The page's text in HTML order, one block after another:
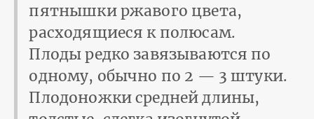
пятнышки ржавого цвета,
расходящиеся к полюсам.
Плоды редко завязываются по
одному, обычно по 2 — 3 штуки.
Плодоножки средней длины,